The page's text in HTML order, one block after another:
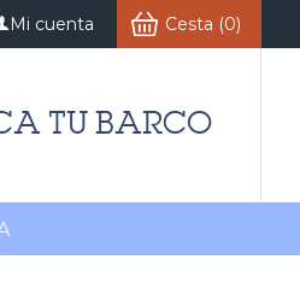
Mi cuenta Cesta (0)
TU BARCO